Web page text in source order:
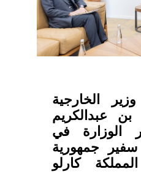
الخارجية
بن عبدالكريم
الوزارة في
سفير جمهورية
كارلو